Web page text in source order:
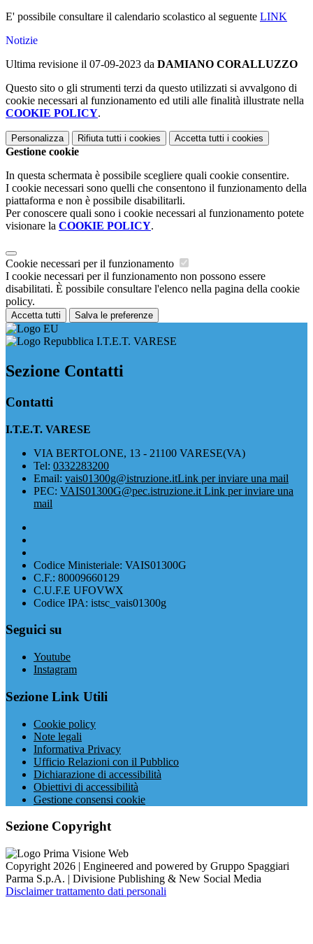
E' possibile consultare il calendario scolastico al seguente LINK
Notizie
Ultima revisione il 07-09-2023 da DAMIANO CORALLUZZO
Questo sito o gli strumenti terzi da questo utilizzati si avvalgono di
cookie necessari al funzionamento ed utili alle finalità illustrate nella
COOKIE POLICY.
Personalizza Rifiuta tutti i cookies Accetta tutti i cookies
Gestione cookie
In questa schermata è possibile scegliere quali cookie consentire.
I cookie necessari sono quelli che consentono il funzionamento della
piattaforma e non è possibile disabilitarli.
Per conoscere quali sono i cookie necessari al funzionamento potete
visionare la COOKIE POLICY.
Cookie necessari per il funzionamento
I cookie necessari per il funzionamento non possono essere
disabilitati. È possibile consultare l'elenco nella pagina della cookie
policy.
Accetta tutti Salva le preferenze
I.T.E.T. VARESE
Sezione Contatti
Contatti
I.T.E.T. VARESE
VIA BERTOLONE, 13 - 21100 VARESE(VA)
Tel: 0332283200
Email: vais01300g@istruzione.itLink per inviare una mail
PEC: VAIS01300G@pec.istruzione.it Link per inviare una
mail
Codice Ministeriale: VAIS01300G
C.F.: 80009660129
C.U.F.E UFOVWX
Codice IPA: istsc_vais01300g
Seguici su
Youtube
Instagram
Sezione Link Utili
Cookie policy
Note legali
Informativa Privacy
Ufficio Relazioni con il Pubblico
Dichiarazione di accessibilità
Obiettivi di accessibilità
Gestione consensi cookie
Sezione Copyright
Copyright 2026 | Engineered and powered by Gruppo Spaggiari
Parma S.p.A. | Divisione Publishing & New Social Media
Disclaimer trattamento dati personali